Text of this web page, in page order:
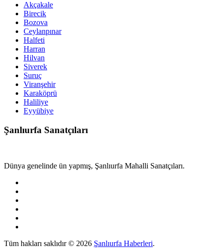
Akçakale
Birecik
Bozova
Ceylanpınar
Halfeti
Harran
Hilvan
Siverek
Suruç
Viranşehir
Karaköprü
Haliliye
Eyyübiye
Şanlıurfa Sanatçıları
Dünya genelinde ün yapmış, Şanlıurfa Mahalli Sanatçıları.
Tüm hakları saklıdır © 2026 Şanlıurfa Haberleri.